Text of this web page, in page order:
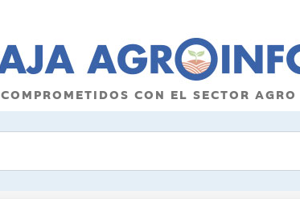
COMPROMETIDOS CON EL SECTOR AGRO